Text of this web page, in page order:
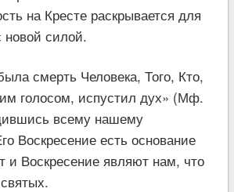
на Кресте раскрывается для
новой силой.
смерть Человека, Того, Кто,
голосом, испустил дух» (Мф.
всему нашему
Воскресение есть основание
и Воскресение являют нам, что